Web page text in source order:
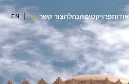
אודותפרויקטיםהנהלהצור קשר עב EN